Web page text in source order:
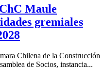
Maule
gremiales
Chilena de la Construcción
de Socios, instancia...